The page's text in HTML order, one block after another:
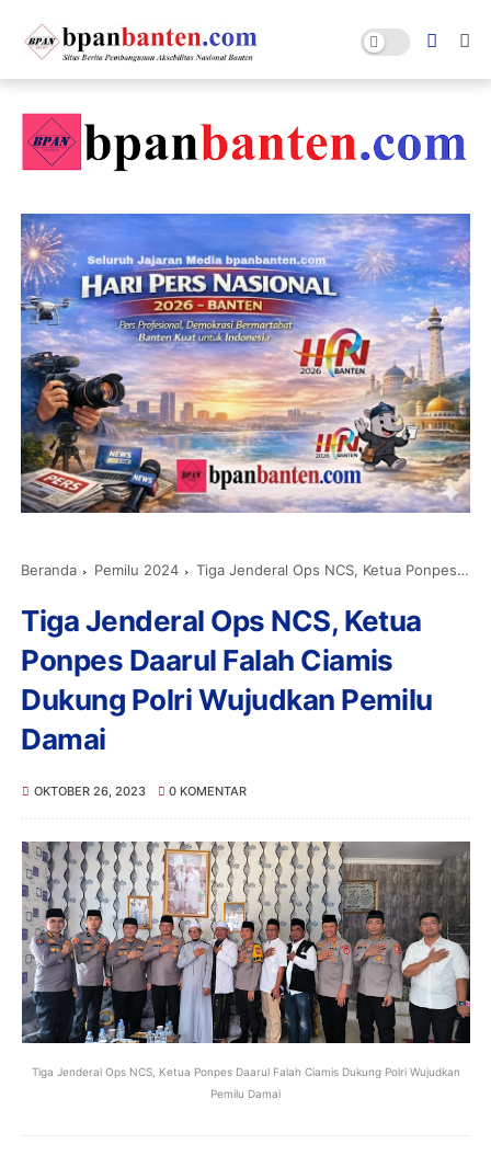
Beranda Pemilu 2024 Tiga Jenderal Ops NCS, Ketua Ponpes Daarul Falah Ciamis Dukung Polri Wujudkan Pemilu Damai
Tiga Jenderal Ops NCS, Ketua
Ponpes Daarul Falah Ciamis
Dukung Polri Wujudkan Pemilu
Damai
OKTOBER 26, 2023 0 KOMENTAR
Tiga Jenderal Ops NCS, Ketua Ponpes Daarul Falah Ciamis Dukung Polri Wujudkan
Pemilu Damai